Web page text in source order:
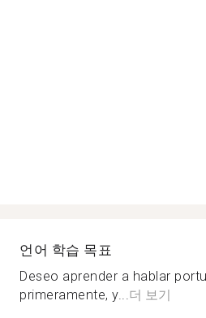
언어 학습 목표
Deseo aprender a hablar
primeramente, y...더 보기